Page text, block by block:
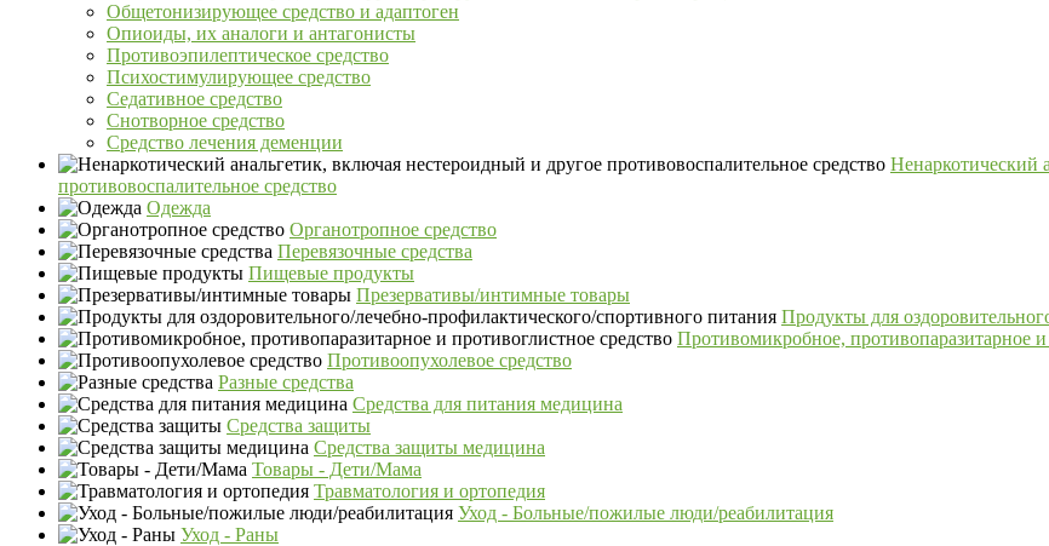
Общетонизирующее средство и адаптоген
Опиоиды, их аналоги и антагонисты
Противоэпилептическое средство
Психостимулирующее средство
Седативное средство
Снотворное средство
Средство лечения деменции
Ненаркотический
противовоспалительное средство
Одежда
Органотропное средство
Перевязочные средства
Пищевые продукты
Презервативы/интимные товары
Продукты для
Противомикробное, противопаразитарное и
Противоопухолевое средство
Разные средства
Средства для питания медицина
Средства защиты
Средства защиты медицина
Товары - Дети/Мама
Травматология и ортопедия
Уход - Больные/пожилые люди/реабилитация
Уход - Раны